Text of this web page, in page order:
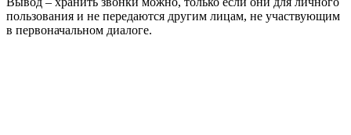
пользования и не передаются другим лицам, не участвующим
в первоначальном диалоге.